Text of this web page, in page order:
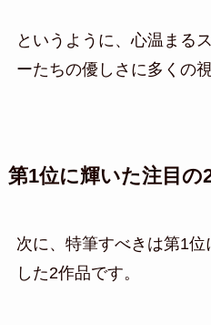
というように、心温まる
ーたちの優しさに多くの
第1位に輝いた注目の
次に、特筆すべきは第1
した2作品です。